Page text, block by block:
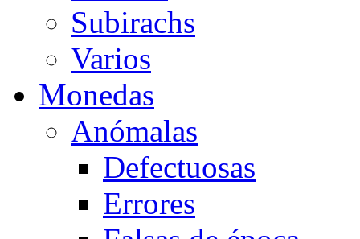
Subirachs
Varios
Monedas
Anómalas
Defectuosas
Errores